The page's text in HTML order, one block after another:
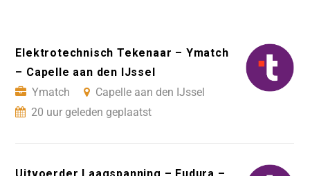
Elektrotechnisch Tekenaar – Ymatch
– Capelle aan den IJssel
Ymatch
Capelle aan den IJssel
20 uur geleden geplaatst